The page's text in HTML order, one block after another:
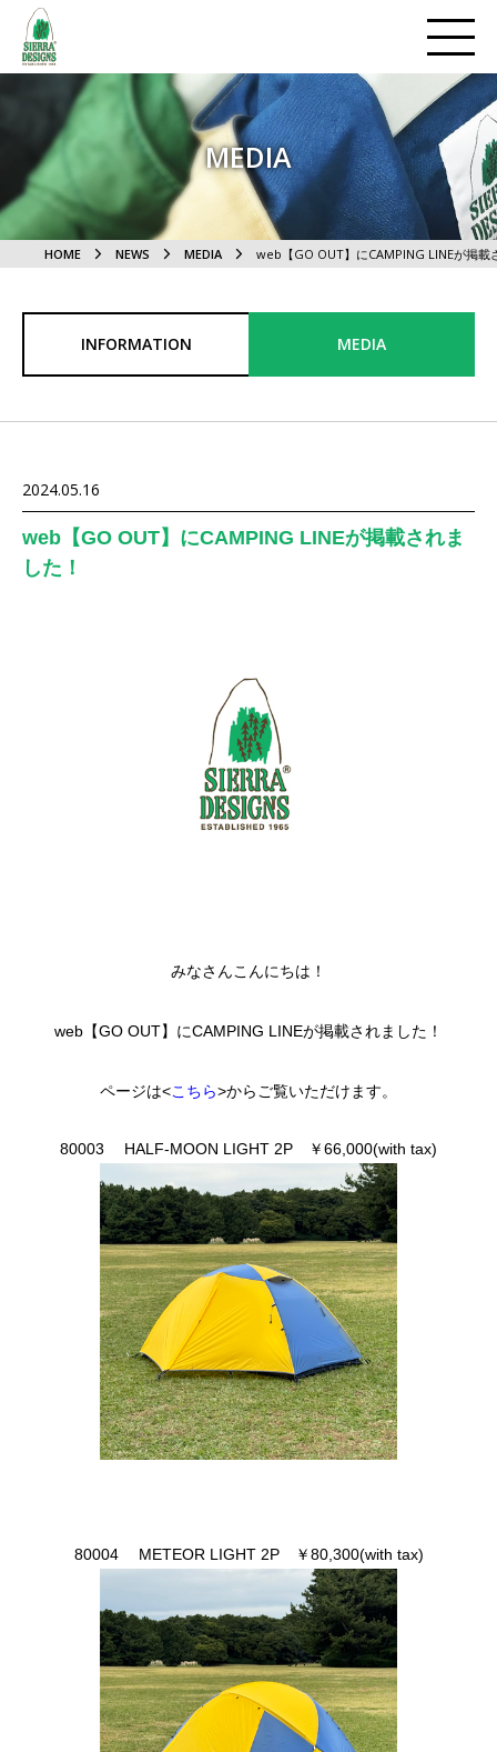
MEDIA
HOME NEWS MEDIA web【GO OUT】にCAMPING LINEが掲載
INFORMATION MEDIA
2024.05.16
web【GO OUT】にCAMPING LINEが掲載されま
した！
みなさんこんにちは！
web【GO OUT】にCAMPING LINEが掲載されました！
ページは<こちら>からご覧いただけます。
80003 HALF-MOON LIGHT 2P ￥66,000(with tax)
80004 METEOR LIGHT 2P ￥80,300(with tax)